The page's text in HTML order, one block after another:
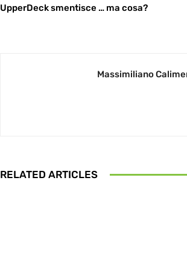
UpperDeck smentisce … ma cosa?
Massimiliano
RELATED ARTICLES